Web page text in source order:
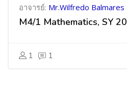
อาจารย์: Mr.Wilfredo Balmares
M4/1 Mathematics, SY
1 1